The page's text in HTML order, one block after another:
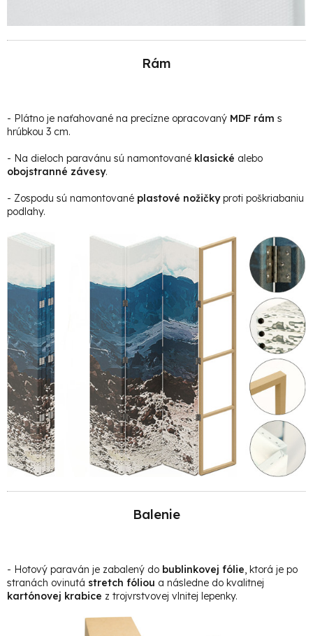
Rám
- Plátno je naťahované na precízne opracovaný MDF rám s
hrúbkou 3 cm.
- Na dieloch paravánu sú namontované klasické alebo
obojstranné závesy.
- Zospodu sú namontované plastové nožičkyproti poškriabaniu
podlahy.
Balenie
- Hotový paraván je zabalený do bublinkovej fólie, ktorá je po
stranách ovinutá stretch fóliou a následne do kvalitnej
kartónovej krabice z trojvrstvovej vlnitej lepenky.